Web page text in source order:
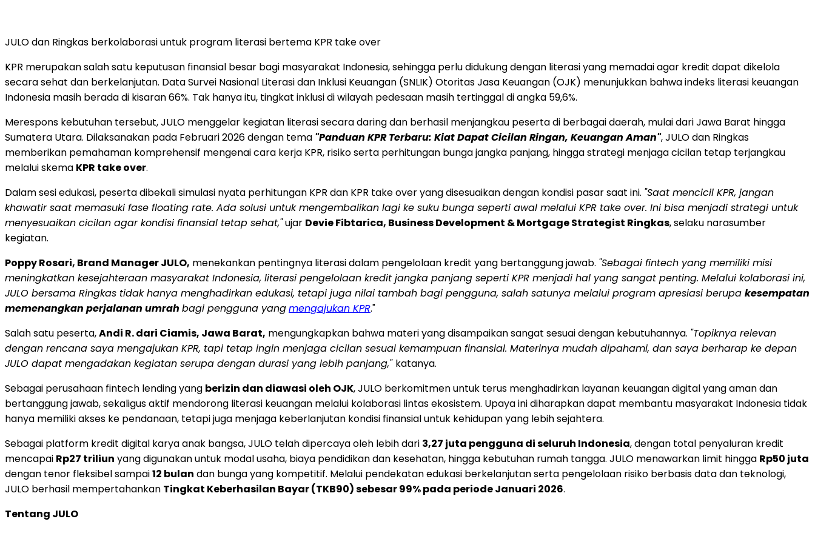
JULO dan Ringkas berkolaborasi untuk program literasi bertema KPR take over
KPR merupakan salah satu keputusan finansial besar bagi masyarakat Indonesia, sehingga perlu didukung dengan literasi yang memadai agar kredit dapat dikelola
secara sehat dan berkelanjutan. Data Survei Nasional Literasi dan Inklusi Keuangan (SNLIK) Otoritas Jasa Keuangan (OJK) menunjukkan bahwa indeks literasi keuangan
Indonesia masih berada di kisaran 66%. Tak hanya itu, tingkat inklusi di wilayah pedesaan masih tertinggal di angka 59,6%.
Merespons kebutuhan tersebut, JULO menggelar kegiatan literasi secara daring dan berhasil menjangkau peserta di berbagai daerah, mulai dari Jawa Barat hingga
Sumatera Utara. Dilaksanakan pada Februari 2026 dengan tema "Panduan KPR Terbaru: Kiat Dapat Cicilan Ringan, Keuangan Aman", JULO dan Ringkas
memberikan pemahaman komprehensif mengenai cara kerja KPR, risiko serta perhitungan bunga jangka panjang, hingga strategi menjaga cicilan tetap terjangkau
melalui skema KPR take over.
Dalam sesi edukasi, peserta dibekali simulasi nyata perhitungan KPR dan KPR take over yang disesuaikan dengan kondisi pasar saat ini. "Saat mencicil KPR, jangan
khawatir saat memasuki fase floating rate. Ada solusi untuk mengembalikan lagi ke suku bunga seperti awal melalui KPR take over. Ini bisa menjadi strategi untuk
menyesuaikan cicilan agar kondisi finansial tetap sehat,"ujar Devie Fibtarica, Business Development & Mortgage Strategist Ringkas, selaku narasumber
kegiatan.
Poppy Rosari, Brand Manager JULO, menekankan pentingnya literasi dalam pengelolaan kredit yang bertanggung jawab. "Sebagai fintech yang memiliki misi
meningkatkan kesejahteraan masyarakat Indonesia, literasi pengelolaan kredit jangka panjang seperti KPR menjadi hal yang sangat penting. Melalui kolaborasi ini,
JULO bersama Ringkas tidak hanya menghadirkan edukasi, tetapi juga nilai tambah bagi pengguna, salah satunya melalui program apresiasi berupa kesempatan
memenangkan perjalanan umrah bagi pengguna yangmengajukan KPR."
Salah satu peserta,Andi R. dari Ciamis, Jawa Barat, mengungkapkan bahwa materi yang disampaikan sangat sesuai dengan kebutuhannya. "Topiknya relevan
dengan rencana saya mengajukan KPR, tapi tetap ingin menjaga cicilan sesuai kemampuan finansial. Materinya mudah dipahami, dan saya berharap ke depan
JULO dapat mengadakan kegiatan serupa dengan durasi yang lebih panjang," katanya.
Sebagai perusahaan fintech lending yang berizin dan diawasi oleh OJK, JULO berkomitmen untuk terus menghadirkan layanan keuangan digital yang aman dan
bertanggung jawab, sekaligus aktif mendorong literasi keuangan melalui kolaborasi lintas ekosistem. Upaya ini diharapkan dapat membantu masyarakat Indonesia tidak
hanya memiliki akses ke pendanaan, tetapi juga menjaga keberlanjutan kondisi finansial untuk kehidupan yang lebih sejahtera.
Sebagai platform kredit digital karya anak bangsa, JULO telah dipercaya oleh lebih dari 3,27 juta pengguna di seluruh Indonesia, dengan total penyaluran kredit
mencapai Rp27 triliun yang digunakan untuk modal usaha, biaya pendidikan dan kesehatan, hingga kebutuhan rumah tangga. JULO menawarkan limit hingga Rp50 juta
dengan tenor fleksibel sampai12 bulan dan bunga yang kompetitif. Melalui pendekatan edukasi berkelanjutan serta pengelolaan risiko berbasis data dan teknologi,
JULO berhasil mempertahankan Tingkat Keberhasilan Bayar (TKB90) sebesar 99% pada periode Januari 2026.
Tentang JULO